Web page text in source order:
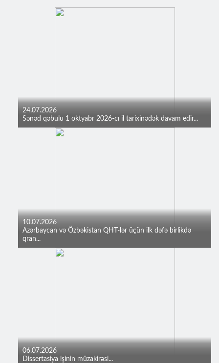
24.07.2026
Sənəd qəbulu 1 oktyabr 2026-cı il tarixinədək davam edir...
10.07.2026
Azərbaycan və Özbəkistan QHT-lər üçün ilk dəfə birlikdə
qran...
06.07.2026
Dissertasiya işinin müzakirəsi...